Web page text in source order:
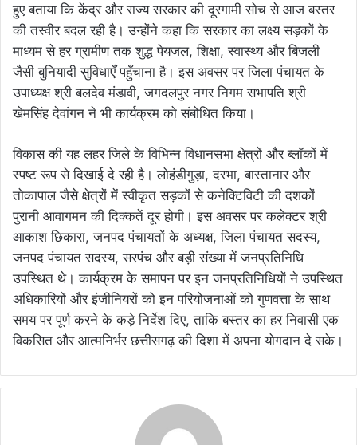
हुए बताया कि केंद्र और राज्य सरकार की दूरगामी सोच से आज बस्तर
की तस्वीर बदल रही है। उन्होंने कहा कि सरकार का लक्ष्य सड़कों के
माध्यम से हर ग्रामीण तक शुद्ध पेयजल, शिक्षा, स्वास्थ्य और बिजली
जैसी बुनियादी सुविधाएँ पहुँचाना है। इस अवसर पर जिला पंचायत के
उपाध्यक्ष श्री बलदेव मंडावी, जगदलपुर नगर निगम सभापति श्री
खेमसिंह देवांगन ने भी कार्यक्रम को संबोधित किया।
विकास की यह लहर जिले के विभिन्न विधानसभा क्षेत्रों और ब्लॉकों में
स्पष्ट रूप से दिखाई दे रही है। लोहंडीगुड़ा, दरभा, बास्तानार और
तोकापाल जैसे क्षेत्रों में स्वीकृत सड़कों से कनेक्टिविटी की दशकों
पुरानी आवागमन की दिक्कतें दूर होगी। इस अवसर पर कलेक्टर श्री
आकाश छिकारा, जनपद पंचायतों के अध्यक्ष, जिला पंचायत सदस्य,
जनपद पंचायत सदस्य, सरपंच और बड़ी संख्या में जनप्रतिनिधि
उपस्थित थे। कार्यक्रम के समापन पर इन जनप्रतिनिधियों ने उपस्थित
अधिकारियों और इंजीनियरों को इन परियोजनाओं को गुणवत्ता के साथ
समय पर पूर्ण करने के कड़े निर्देश दिए, ताकि बस्तर का हर निवासी एक
विकसित और आत्मनिर्भर छत्तीसगढ़ की दिशा में अपना योगदान दे सके।